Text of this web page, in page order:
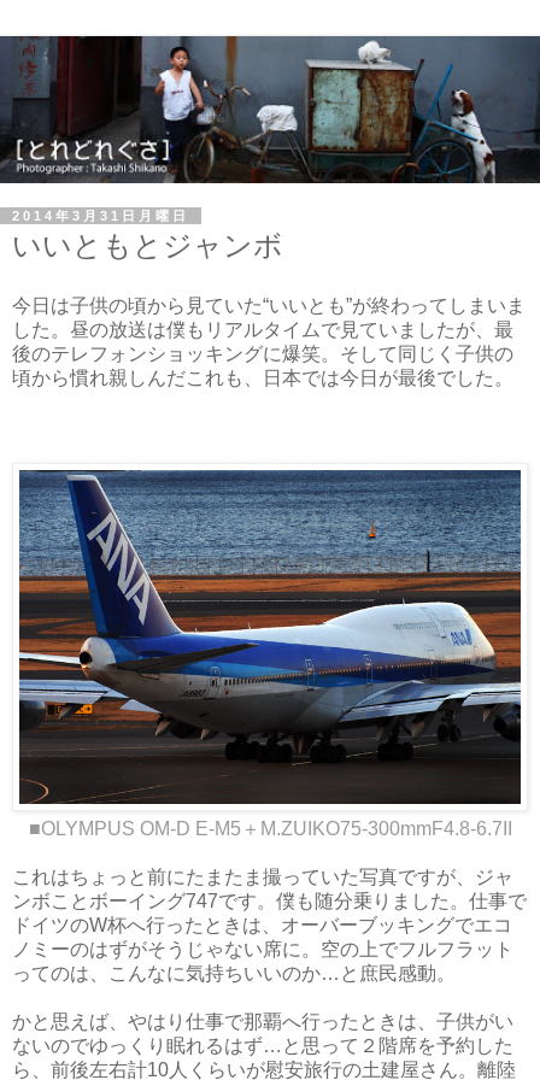
2014年3月31日月曜日
いいともとジャンボ
今日は子供の頃から見ていた“いいとも”が終わってしまいま
した。昼の放送は僕もリアルタイムで見ていましたが、最
後のテレフォンショッキングに爆笑。そして同じく子供の
頃から慣れ親しんだこれも、日本では今日が最後でした。
■OLYMPUS OM-D E-M5＋M.ZUIKO75-300mmF4.8-6.7II
これはちょっと前にたまたま撮っていた写真ですが、ジャ
ンボことボーイング747です。僕も随分乗りました。仕事で
ドイツのW杯へ行ったときは、オーバーブッキングでエコ
ノミーのはずがそうじゃない席に。空の上でフルフラット
ってのは、こんなに気持ちいいのか…と庶民感動。
かと思えば、やはり仕事で那覇へ行ったときは、子供がい
ないのでゆっくり眠れるはず…と思って２階席を予約した
ら、前後左右計10人くらいが慰安旅行の土建屋さん。離陸